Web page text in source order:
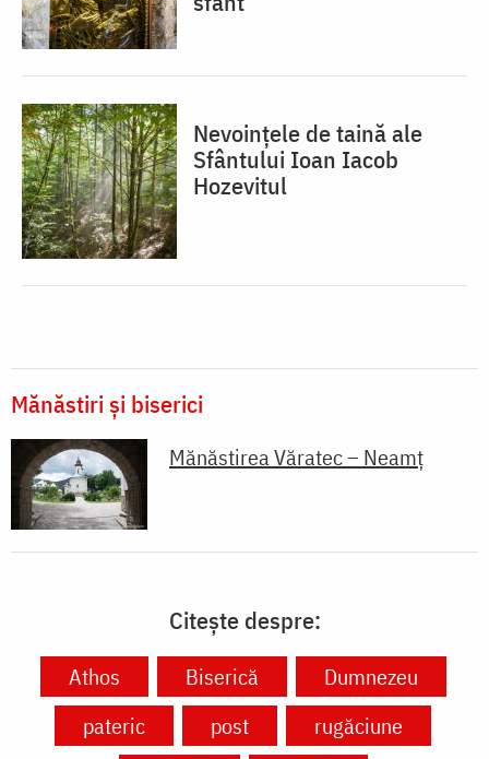
Nevoințele de taină ale
Sfântului Ioan Iacob
Hozevitul
Mănăstiri și biserici
Mănăstirea Văratec – Neamț
Citește despre:
Athos Biserică
Dumnezeu
pateric
post
rugăciune